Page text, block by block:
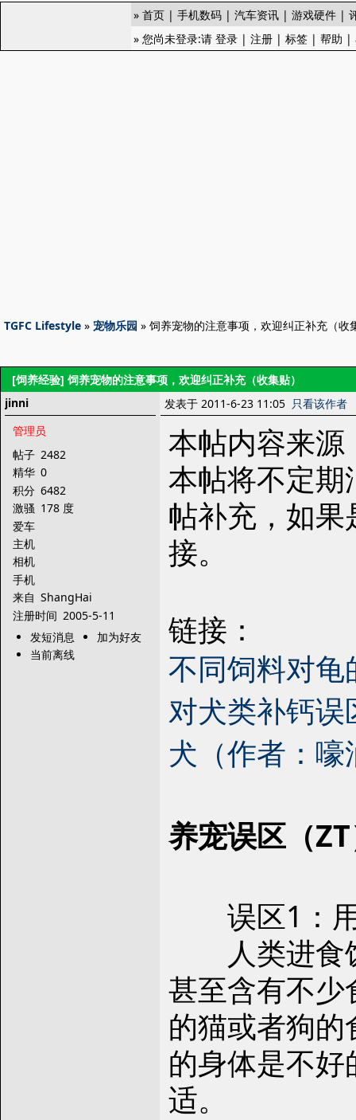
» 首页 | 手机数码 | 汽车资讯 | 游戏硬件 |
» 您尚未登录:请 登录 | 注册 | 标签 | 帮助 |
TGFC Lifestyle » 宠物乐园 » 饲养宠物的注意事项，欢迎纠正补充（收
[饲养经验] 饲养宠物的注意事项，欢迎纠正补充（收集贴）
jinni
管理员
帖子 2482
精华 0
积分 6482
激骚 178 度
爱车
主机
相机
手机
来自 ShangHai
注册时间 2005-5-11
发短消息
加为好友
当前离线
发表于 2011-6-23 11:05 只看该作者
本帖内容来
本帖将不定
帖补充，如
接。
链接：
不同饲料对
对犬类补钙
犬（作者：嚎
养宠误区（
误区1：
人类进食饭
甚至含有不
的猫或者狗
的身体是不
适。